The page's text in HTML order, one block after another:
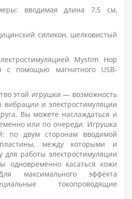
вводимая длина 7,5 см,
силикон, шелковистый
Mystim Hop
с помощью магнитного USB-
этой игрушки — возможность
и электростимуляции
Вы можете наслаждаться и
или по очереди. Игрушка
по двум сторонам вводимой
между которыми и
для работы электростимуляции
одновременно касаться кожи
максимального эффекта
токопроводящие